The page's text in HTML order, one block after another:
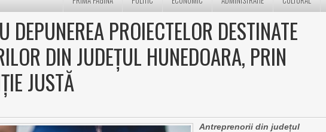
DEPUNEREA PROIECTELOR DESTINATE
DIN JUDEȚUL HUNEDOARA, PRIN
JUSTĂ
Antreprenorii din județul